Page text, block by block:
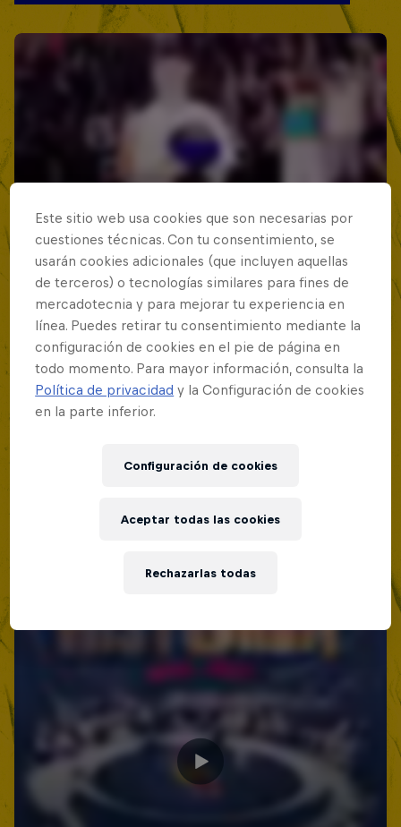
Este sitio web usa cookies que son necesarias por
cuestiones técnicas. Con tu consentimiento, se
usarán cookies adicionales (que incluyen aquellas
de terceros) o tecnologías similares para fines de
mercadotecnia y para mejorar tu experiencia en
línea. Puedes retirar tu consentimiento mediante la
configuración de cookies en el pie de página en
todo momento. Para mayor información, consulta la
Política de privacidad y la Configuración de cookies
en la parte inferior.
Configuración de cookies
Rechazarlas todas
Aceptar todas las cookies